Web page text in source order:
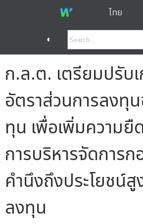
ไทย
◐
ก.ล.ต. เตรียมปรับ
อัตราส่วนการลงทุ
ทุน เพื่อเพิ่มความยื
การบริหารจัดการ
คำนึงถึงประโยชน์
ลงทุน